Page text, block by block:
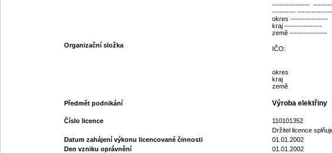
----------------
----------
okres ----------------
kraj ----------------
země ----------------
Organizační složka
IČO:
okres
kraj
země
Předmět podnikání Výroba elektřiny
Číslo licence
110101352
Držitel licence
Datum zahájení výkonu licencované činnosti
01.01.2002
Den vzniku oprávnění
01.01.2002